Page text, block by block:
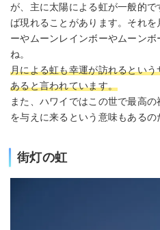
が、主に太陽による虹が一般的
ば現れることがあります。それ
ーやムーンレインボーやムーン
ね。
月による虹も幸運が訪れるとい
あると言われています。
また、ハワイではこの世で最高
を与えに来るという意味もあるの
街灯の虹